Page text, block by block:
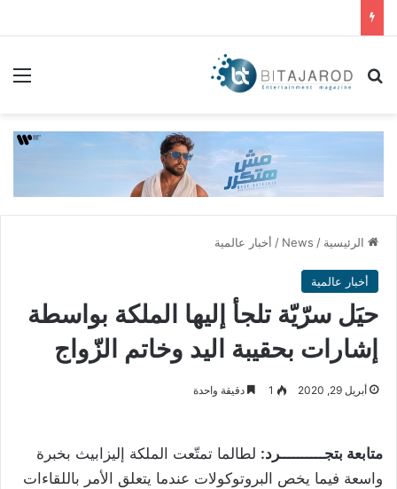
بحث عن
الرئيسية /
News
/ أخبار عالمية
أخبار عالمية
حيَل سرّيّة تلجأ إليها الملكة بواسطة
إشارات بحقيبة اليد وخاتم الزّواج
أبريل 29, 2020 1 دقيقة واحدة
متابعة بتجــــــــــرد: لطالما تمتّعت الملكة إليزابيث بخبرة
واسعة فيما يخص البروتوكولات عندما يتعلق الأمر باللقاءات